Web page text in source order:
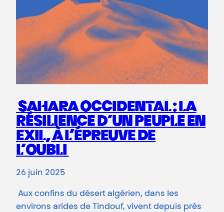
SAHARA OCCIDENTAL : LA
RÉSILIENCE D’UN PEUPLE EN
EXIL, À L’ÉPREUVE DE
L’OUBLI
26 juin 2025
Aux confins du désert algérien, dans les
environs arides de Tindouf, vivent depuis près